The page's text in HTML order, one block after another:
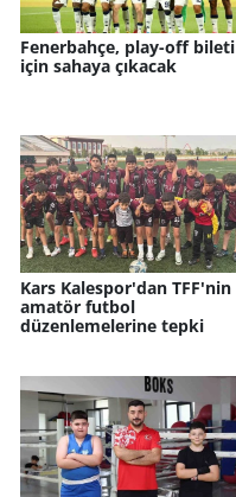
Fenerbahçe, play-off bileti
için sahaya çıkacak
Kars Kalespor'dan TFF'nin
amatör futbol
düzenlemelerine tepki